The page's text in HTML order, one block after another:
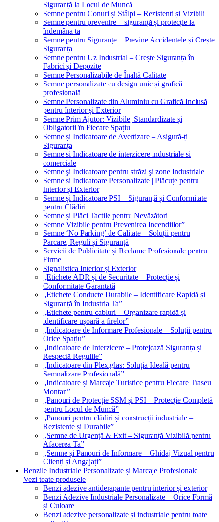
Siguranță la Locul de Muncă
Semne pentru Conuri și Stâlpi – Rezistenti și Vizibili
Semne pentru prevenire – siguranță și protecție la
îndemâna ta
Semne pentru Siguranțe – Previne Accidentele și Crește
Siguranța
Semne pentru Uz Industrial – Crește Siguranța în
Fabrici și Depozite
Semne Personalizabile de Înaltă Calitate
Semne personalizate cu design unic și grafică
profesională
Semne Personalizate din Aluminiu cu Grafică Inclusă
pentru Interior și Exterior
Semne Prim Ajutor: Vizibile, Standardizate și
Obligatorii în Fiecare Spațiu
Semne și Indicatoare de Avertizare – Asigură-ți
Siguranța
Semne si Indicatoare de interzicere industriale si
comerciale
Semne şi Indicatoare pentru străzi şi zone Industriale
Semne si Indicatoare Personalizate | Plăcuțe pentru
Interior și Exterior
Semne și Indicatoare PSI – Siguranță și Conformitate
pentru Clădiri
Semne și Plăci Tactile pentru Nevăzători
Semne Vizibile pentru Prevenirea Incendiilor”
Semne ‘No Parking’ de Calitate – Soluții pentru
Parcare, Reguli și Siguranță
Servicii de Publicitate și Reclame Profesionale pentru
Firme
Signalistica Interior și Exterior
„Etichete ADR și de Securitate – Protecție și
Conformitate Garantată
„Etichete Conducte Durabile – Identificare Rapidă și
Siguranță în Industria Ta”
„Etichete pentru cabluri – Organizare rapidă și
identificare ușoară a firelor”
„Indicatoare de Informare Profesionale – Soluții pentru
Orice Spațiu”
„Indicatoare de Interzicere – Protejează Siguranța și
Respectă Regulile”
„Indicatoare din Plexiglas: Soluția Ideală pentru
Semnalizare Profesională”
„Indicatoare și Marcaje Turistice pentru Fiecare Traseu
Montan”
„Panouri de Protecție SSM și PSI – Protecție Completă
pentru Locul de Muncă”
„Panouri pentru clădiri și construcții industriale –
Rezistente și Durabile”
„Semne de Urgență & Exit – Siguranță Vizibilă pentru
Afacerea Ta”
„Semne și Panouri de Informare – Ghidaj Vizual pentru
Clienți și Angajați”
Benzile Industriale Personalizate și Marcaje Profesionale
Vezi toate produsele
Benzi adezive antiderapante pentru interior și exterior
Benzi Adezive Industriale Personalizate – Orice Formă
și Culoare
Benzi adezive personalizate și industriale pentru toate